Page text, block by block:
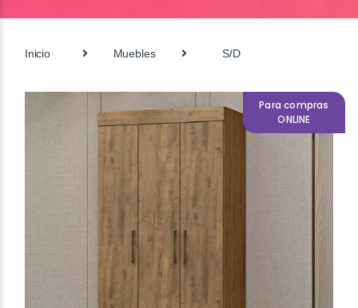
Inicio Muebles S/D
Para compras
ONLINE